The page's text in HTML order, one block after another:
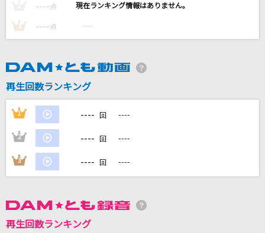
夏の影
奇跡の人
DAMの新曲・ランキングなど
DAMに会員登録・ログインして
カラオケをもっと楽しもう！
---- 点 ----
3 ---- 点 ----
再生回数ランキング
1 ---- 回 ----
2 ---- 回 ----
3 ---- 回 ----
再生回数ランキング